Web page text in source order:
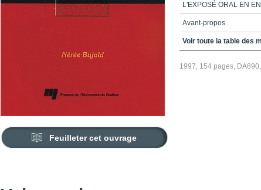
Feuilleter cet ouvrage
L'EXPOSÉ ORAL EN
Avant-propos
Table des matières
Voir toute la table des
1997, 154 pages,